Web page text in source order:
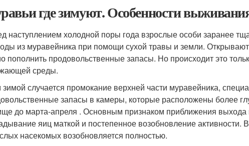
где зимуют. Особенности
наступлением холодной поры года взрослые особи заранее
из муравейника при помощи сухой травы и земли.
пополнить продовольственные запасы. Но происходит это
среды.
зимой случается промокание верхней части муравейника,
запасы в камеры, которые расположены более
до марта-апреля . Основным признаком приближения выхода
яиц маткой и постепенное возобновление активности.
насекомых возобновляется полностью.